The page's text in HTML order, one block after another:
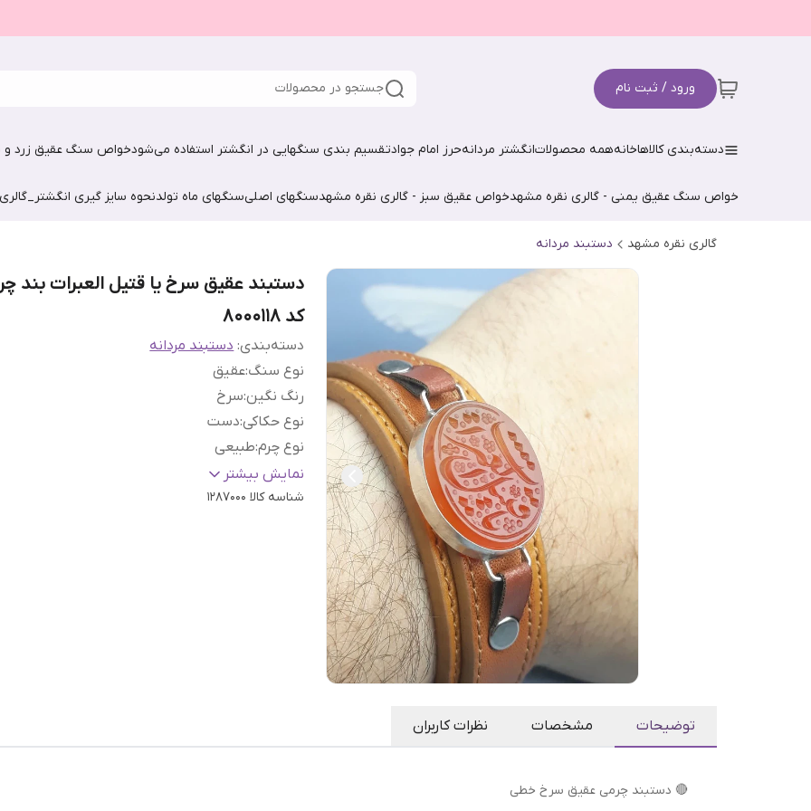
ورود / ثبت نام جستجو در محصولات
دسته‌بندی کالاهاخانههمه محصولاتانگشتر مردانهحرز امام جوادتقسیم بندی سنگهایی در انگشتر استفاده می‌شودخواص سنگ عقیق زرد و
خواص سنگ عقیق یمنی - گالری نقره مشهدخواص عقیق سبز - گالری نقره مشهدسنگهای اصلیسنگهای ماه تولدنحوه سایز گیری
گالری نقره مشهد دستبند مردانه
دستبند عقیق سرخ یا قتیل العبرات بند
کد 8000118
دسته‌بندی:دستبند مردانه
نوع سنگ:عقیق
رنگ نگین:سرخ
نوع حکاکی:دست
نوع چرم:طبیعی
عیار نقره:
925
نمایش بیشتر
شناسه کالا 1287000
توضیحات مشخصات نظرات کاربران
🔴 دستبند چرمی عقیق سرخ خطی